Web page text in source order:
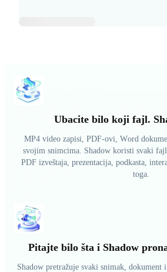
Ubacite bilo koji fajl.
MP4 video zapisi, PDF-ovi, Word
svojim snimcima. Shadow koristi svaki fajl
PDF izveštaja, prezentacija, podkasta,
toga.
Pitajte bilo šta i Shadow
Shadow pretražuje svaki snimak,